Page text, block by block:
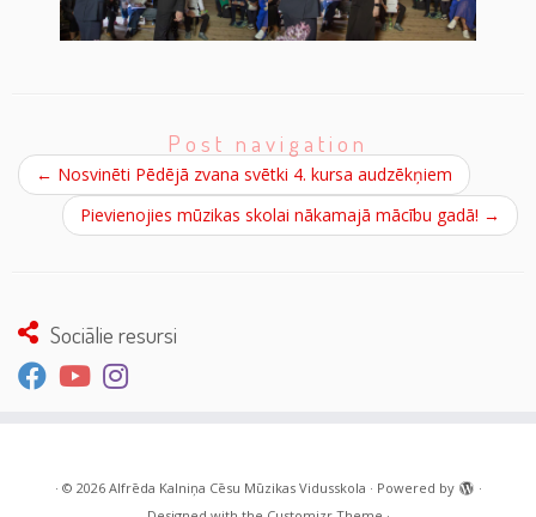
Post navigation
← Nosvinēti Pēdējā zvana svētki 4. kursa audzēkņiem
Pievienojies mūzikas skolai nākamajā mācību gadā! →
Sociālie resursi
· © 2026 Alfrēda Kalniņa Cēsu Mūzikas Vidusskola · Powered by
·